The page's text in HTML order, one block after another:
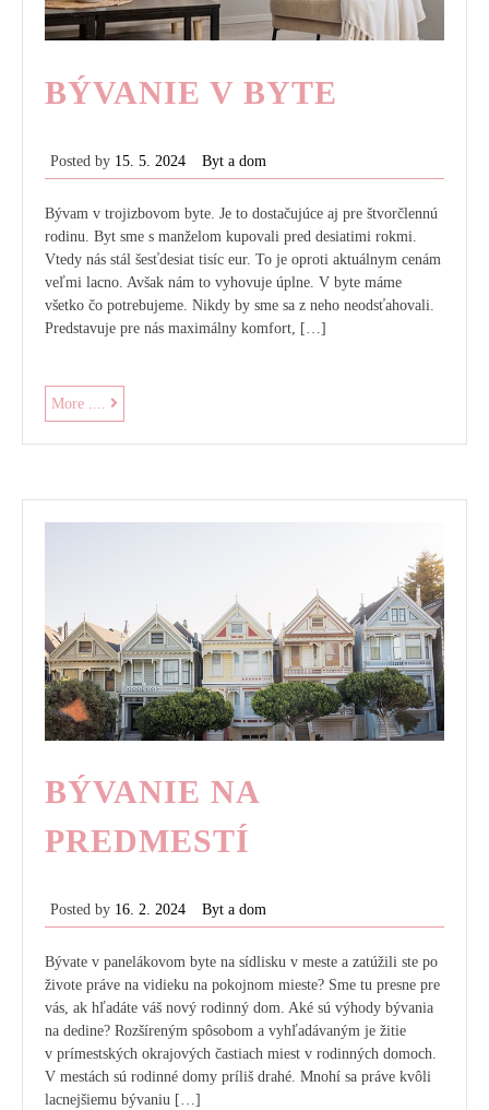
BÝVANIE V BYTE
Posted by 15. 5. 2024 Byt a dom
Bývam v trojizbovom byte. Je to dostačujúce aj pre štvorčlennú
rodinu. Byt sme s manželom kupovali pred desiatimi rokmi.
Vtedy nás stál šesťdesiat tisíc eur. To je oproti aktuálnym cenám
veľmi lacno. Avšak nám to vyhovuje úplne. V byte máme
všetko čo potrebujeme. Nikdy by sme sa z neho neodsťahovali.
Predstavuje pre nás maximálny komfort, […]
More .... Bývanie
v
byte
BÝVANIE NA
PREDMESTÍ
Posted by 16. 2. 2024 Byt a dom
Bývate v panelákovom byte na sídlisku v meste a zatúžili ste po
živote práve na vidieku na pokojnom mieste? Sme tu presne pre
vás, ak hľadáte váš nový rodinný dom. Aké sú výhody bývania
na dedine? Rozšíreným spôsobom a vyhľadávaným je žitie
v prímestských okrajových častiach miest v rodinných domoch.
V mestách sú rodinné domy príliš drahé. Mnohí sa práve kvôli
lacnejšiemu bývaniu […]